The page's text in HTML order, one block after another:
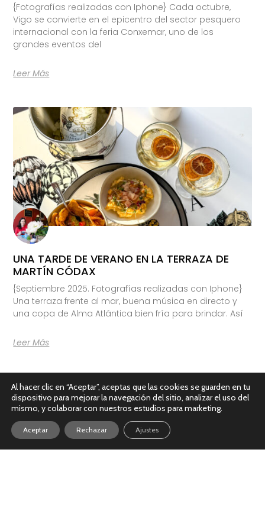
{Fotografías realizadas con Iphone} Cada octubre,
Vigo se convierte en el epicentro del sector pesquero
internacional con la feria Conxemar, uno de los
grandes eventos del
Leer Más
UNA TARDE DE VERANO EN LA TERRAZA DE
MARTÍN CÓDAX
{Septiembre 2025. Fotografías realizadas con Iphone}
Una terraza frente al mar, buena música en directo y
una copa de Alma Atlántica bien fría para brindar. Así
Leer Más
Al hacer clic en “Aceptar”, aceptas que las cookies se guarden en tu
dispositivo para mejorar la navegación del sitio, analizar el uso del
mismo, y colaborar con nuestros estudios para marketing.
Aceptar Rechazar Ajustes